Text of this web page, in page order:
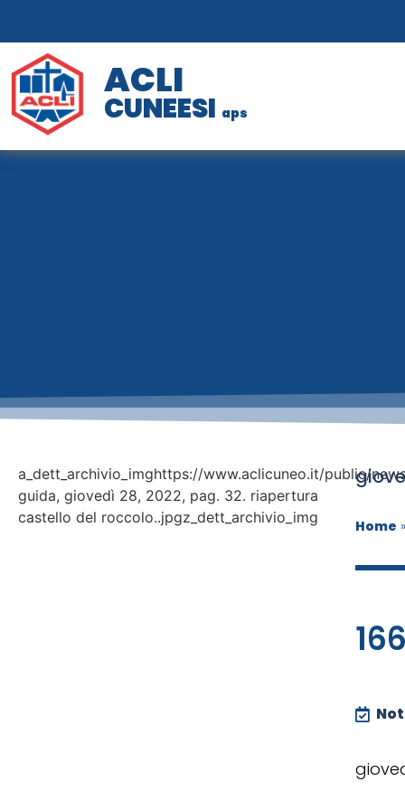
ACLI
CUNEESI aps
a_dett_archivio_imghttps://www.aclicuneo.it/public/
guida, giovedì 28, 2022, pag. 32. riapertura
castello del roccolo..jpgz_dett_archivio_img
Home